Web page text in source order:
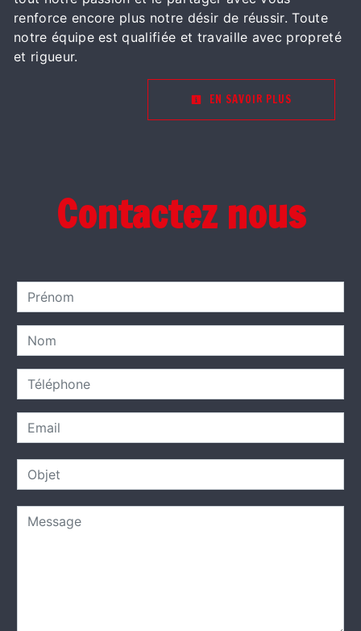
renforce encore plus notre désir de réussir. Toute
notre équipe est qualifiée et travaille avec propreté
et rigueur.
EN SAVOIR PLUS
Contactez nous